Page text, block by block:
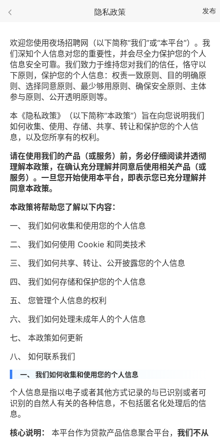
发布
隐私政策
首页
欢迎您使用夜场招聘网（以下简称“我们”或“本平台”）。我
们深知个人信息对您的重要性，并会尽全力保护您的个人
信息安全可靠。我们致力于维持您对我们的信任，恪守以
下原则，保护您的个人信息：权责一致原则、目的明确原
则、选择同意原则、最少够用原则、确保安全原则、主体
参与原则、公开透明原则等。
本《隐私政策》（以下简称“本政策”）旨在向您说明我们
如何收集、使用、存储、共享、转让和保护您的个人信
息，以及您所享有的权利。
请在使用我们的产品（或服务）前，务必仔细阅读并透彻
理解本政策，在确认充分理解并同意后使用相关产品（或
服务）。一旦您开始使用本平台，即表示您已充分理解并
同意本政策。
本政策将帮助您了解以下内容：
一、 我们如何收集和使用您的个人信息
二、 我们如何使用 Cookie 和同类技术
三、 我们如何共享、转让、公开披露您的个人信息
四、 我们如何存储和保护您的个人信息
五、 您管理个人信息的权利
六、 我们如何处理未成年人的个人信息
七、 本政策如何更新
八、 如何联系我们
一、 我们如何收集和使用您的个人信息
个人信息是指以电子或者其他方式记录的与已识别或者可
识别的自然人有关的各种信息，不包括匿名化处理后的信
息。
核心说明：
本平台作为贷款产品信息聚合平台， 我们不从